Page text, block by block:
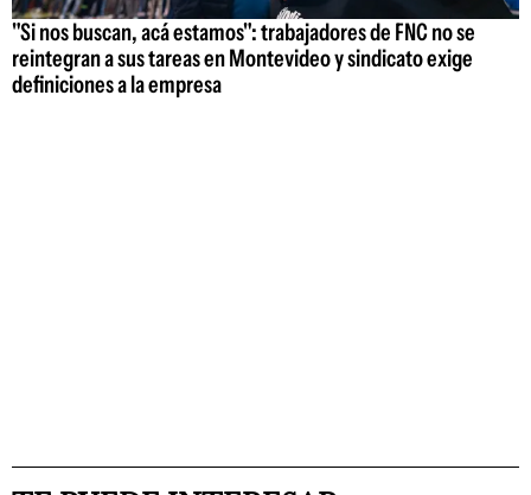
"Si nos buscan, acá estamos": trabajadores de FNC no se
reintegran a sus tareas en Montevideo y sindicato exige
definiciones a la empresa